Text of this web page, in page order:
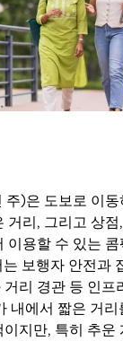
)은 도보로 이
거리, 그리고 상
이용할 수 있는
보행자 안전과
리 경관 등 인프
내에서 짧은 거
지만, 특히 추운